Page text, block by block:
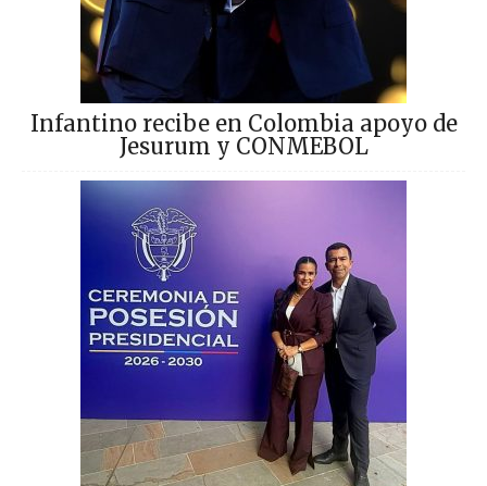
Infantino recibe en Colombia apoyo de
Jesurum y CONMEBOL